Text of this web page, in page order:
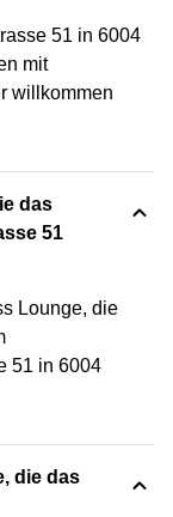
51 in 6004
mit
willkommen
das
51
Lounge, die
51 in 6004
die das